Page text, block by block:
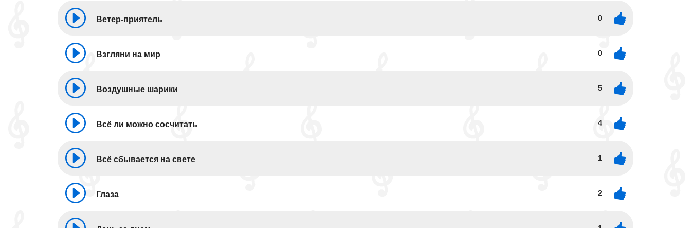
Ветер-приятель 0
Взгляни на мир 0
Воздушные шарики 5
Всё ли можно сосчитать 4
Всё сбывается на свете 1
Глаза 2